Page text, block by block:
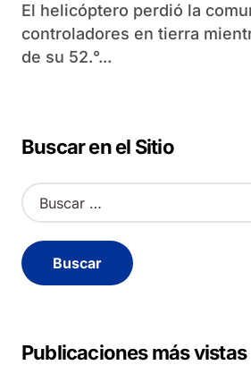
El helicóptero perdió la comunicación con los
controladores en tierra
de su 52.°...
Buscar en el Sitio
B
u
c
a
Publicaciones más vistas